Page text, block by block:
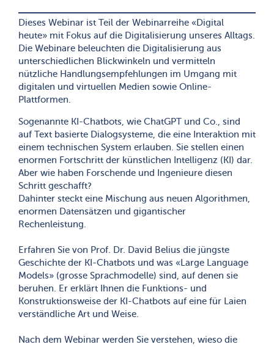
Dieses Webinar ist Teil der Webinarreihe «Digital
heute» mit Fokus auf die Digitalisierung unseres Alltags.
Die Webinare beleuchten die Digitalisierung aus
unterschiedlichen Blickwinkeln und vermitteln
nützliche Handlungsempfehlungen im Umgang mit
digitalen und virtuellen Medien sowie Online-
Plattformen.
Sogenannte KI-Chatbots, wie ChatGPT und Co., sind
auf Text basierte Dialogsysteme, die eine Interaktion mit
einem technischen System erlauben. Sie stellen einen
enormen Fortschritt der künstlichen Intelligenz (KI) dar.
Aber wie haben Forschende und Ingenieure diesen
Schritt geschafft?
Dahinter steckt eine Mischung aus neuen Algorithmen,
enormen Datensätzen und gigantischer
Rechenleistung.
Erfahren Sie von Prof. Dr. David Belius die jüngste
Geschichte der KI-Chatbots und was «Large Language
Models» (grosse Sprachmodelle) sind, auf denen sie
beruhen. Er erklärt Ihnen die Funktions- und
Konstruktionsweise der KI-Chatbots auf eine für Laien
verständliche Art und Weise.
Nach dem Webinar werden Sie verstehen, wieso die